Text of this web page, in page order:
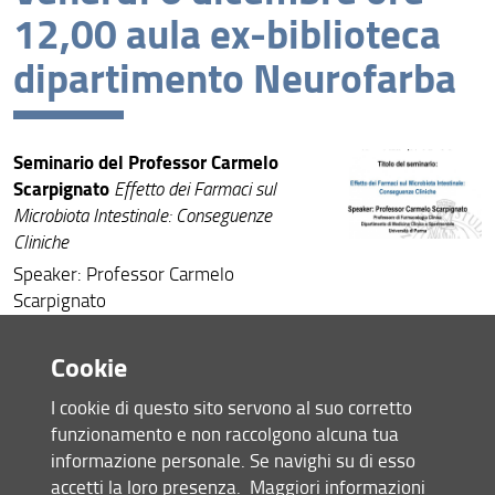
12,00 aula ex-biblioteca
dipartimento Neurofarba
Seminario del Professor Carmelo
Scarpignato Effetto dei Farmaci sul
Microbiota Intestinale: Conseguenze
Cliniche
Speaker: Professor Carmelo
Scarpignato
Dipartimento di Medicina Clinica e
Sperimentale Università di Parma
Hosted by: Prof. Carla Ghelardini
E’ auspicata la frequenza al seminario
degli studenti delle scuole di Dottorato
e di Specializzazione afferenti al
Archivio seminari
Cookie
I cookie di questo sito servono al suo corretto
funzionamento e non raccolgono alcuna tua
informazione personale. Se navighi su di esso
accetti la loro presenza. Maggiori informazioni